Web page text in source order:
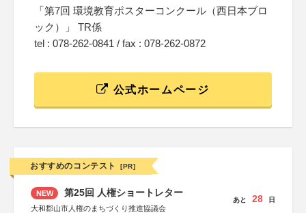
「第7回 環境教育ポスターコンクール（西日本ブロ
ック）」 TR係
tel : 078-262-0841 / fax : 078-262-0872
公式ホームページ
おすすめのコンテスト [PR]
NEW 第25回 人権ショートレター
大和郡山市人権のまちづくり推進協議会
あと 28 日